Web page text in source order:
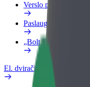
Verslo profilis
Paslaugos
„Bolt Food“ verslui
El. dviračiai